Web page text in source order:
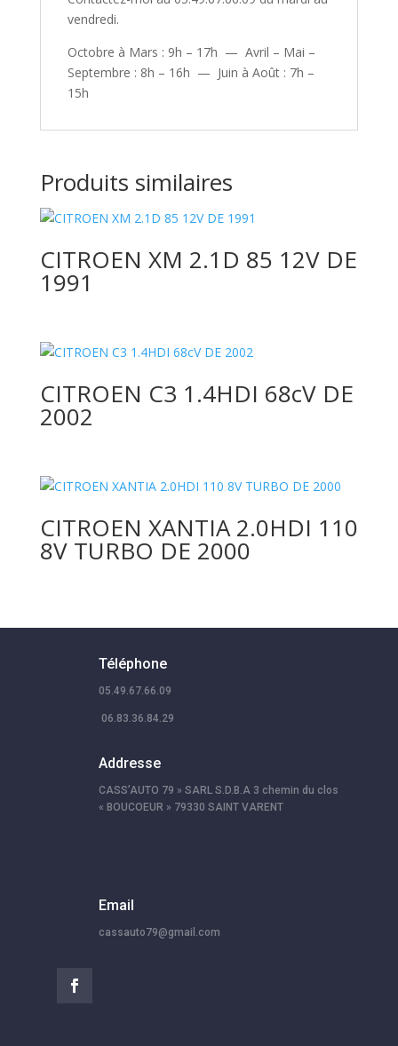
vendredi.
Octobre à Mars : 9h – 17h — Avril – Mai –
Septembre : 8h – 16h — Juin à Août : 7h –
15h
Produits similaires
CITROEN XM 2.1D 85 12V DE
1991
CITROEN C3 1.4HDI 68cV DE
2002
CITROEN XANTIA 2.0HDI 110
8V TURBO DE 2000
Téléphone
05.49.67.66.09
06.83.36.84.29
Addresse
CASS’AUTO 79 » SARL S.D.B.A 3 chemin du clos
« BOUCOEUR » 79330 SAINT VARENT
Email
cassauto79@gmail.com